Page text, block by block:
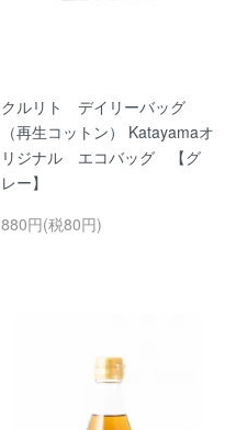
クルリト デイリーバッグ
（再生コットン） Katayamaオ
リジナル エコバッグ 【グ
レー】
880円(税80円)